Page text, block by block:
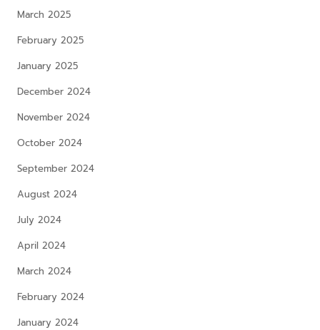
March 2025
February 2025
January 2025
December 2024
November 2024
October 2024
September 2024
August 2024
July 2024
April 2024
March 2024
February 2024
January 2024